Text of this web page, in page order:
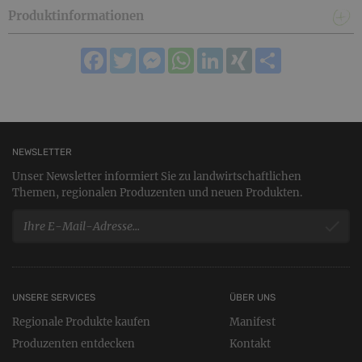
- 1x Bergkräuter, BIO Gewürzzubereitung 30g für Pasta
Aromatische, mediterrane Gewürzmischung für Pasta- und
Nudelgerichte.
Zutaten: Meersalz (unjodiert), Basilikum BIO, Petersilie
Produktinformationen
FacebookTwitterMessengerWhatsAppLinkedIn
XING
NEWSLETTER
Unser Newsletter informiert Sie zu landwirtschaftlichen
Themen, regionalen Produzenten und neuen Produkten.
UNSERE SERVICES
Regionale Produkte kaufen
Produzenten entdecken
ÜBER UNS
Manifest
Kontakt